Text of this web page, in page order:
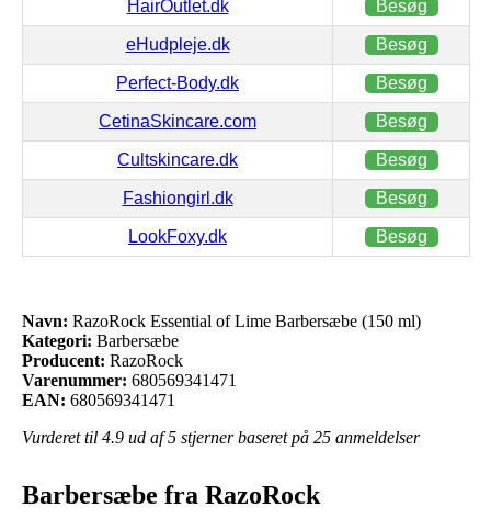
HairOutlet.dk Besøg
eHudpleje.dk Besøg
Perfect-Body.dk Besøg
CetinaSkincare.com Besøg
Cultskincare.dk Besøg
Fashiongirl.dk Besøg
LookFoxy.dk Besøg
Navn: RazoRock Essential of Lime Barbersæbe (150 ml)
Kategori: Barbersæbe
Producent: RazoRock
Varenummer: 680569341471
EAN: 680569341471
Vurderet til 4.9 ud af 5 stjerner baseret på 25 anmeldelser
Barbersæbe fra RazoRock